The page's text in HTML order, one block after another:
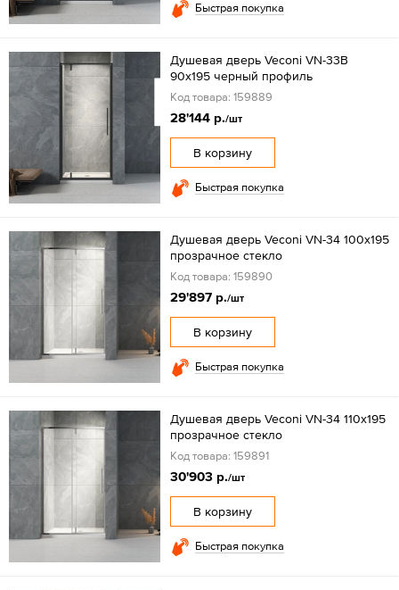
Быстрая покупка
Душевая дверь Veconi VN-33B
90x195 черный профиль
Код товара: 159889
28'144 р./шт
В корзину
Быстрая покупка
Душевая дверь Veconi VN-34 100x195
прозрачное стекло
Код товара: 159890
29'897 р./шт
В корзину
Быстрая покупка
Душевая дверь Veconi VN-34 110x195
прозрачное стекло
Код товара: 159891
30'903 р./шт
В корзину
Быстрая покупка